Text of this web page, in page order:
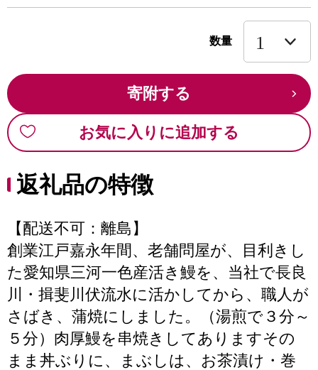
数量
寄附する
お気に入りに追加する
返礼品の特徴
【配送不可：離島】
創業江戸嘉永年間、老舗問屋が、目利きし
た愛知県三河一色産活き鰻を、当社で長良
川・揖斐川伏流水に活かしてから、職人が
さばき、蒲焼にしました。（湯煎で３分～
５分）肉厚鰻を串焼きしてありますその
まま丼ぶりに、まぶしは、お茶漬け・巻